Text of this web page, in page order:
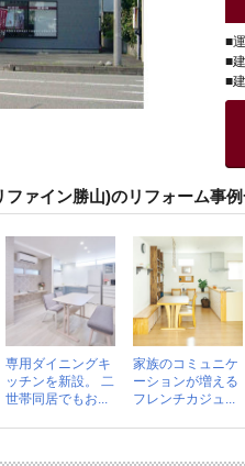
■
■
■
ァイン勝山)のリフォーム事
専用ダイニングキ
ッチンを新設。 二
世帯同居でもお...
家族のコミュニケ
ーションが増える
フレンチカジュ...